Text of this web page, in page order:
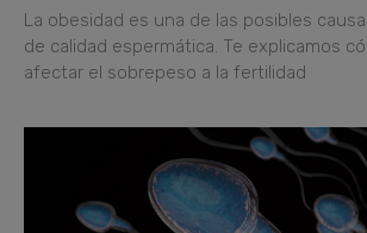
La obesidad es una de las posibles
de calidad espermática. Te explicamos
afectar el sobrepeso a la fertilidad